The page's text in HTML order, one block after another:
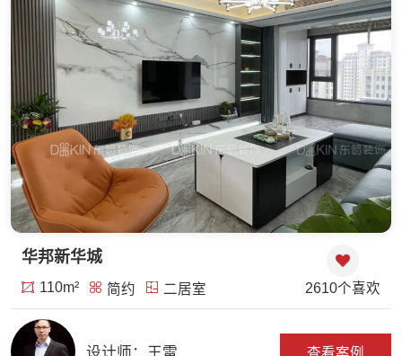
华邦新华城
110m² 简约 二居室 2610个喜欢